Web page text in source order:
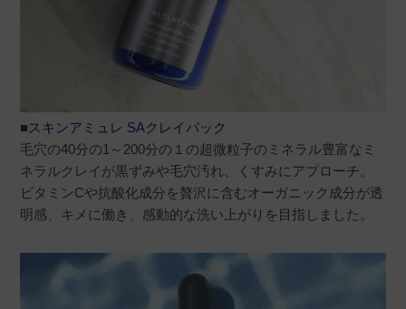
■スキンアミュレ SAクレイパック
毛穴の40分の1～200分の１の超微粒子のミネラル豊富なミ
ネラルクレイが黒ずみや毛穴汚れ、くすみにアプローチ。
ビタミンCや抗酸化成分を贅沢に含むオーガニック成分が透
明感、キメに働き、感動的な洗い上がりを目指しました。